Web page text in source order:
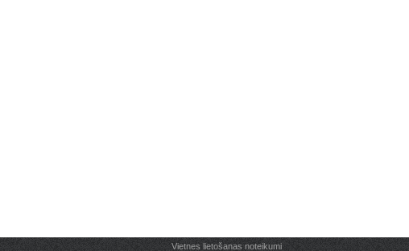
Vietnes lietošanas noteikumi